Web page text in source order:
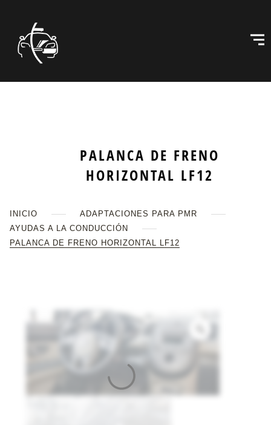
INICIO
ADAPTACIONES PARA PMR
AYUDAS A LA CONDUCCIÓN
PALANCA DE FRENO HORIZONTAL LF12
PALANCA DE FRENO
HORIZONTAL LF12